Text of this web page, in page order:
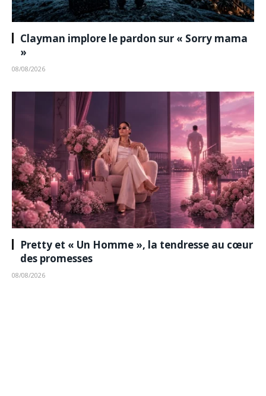
Clayman implore le pardon sur « Sorry mama
»
08/08/2026
Pretty et « Un Homme », la tendresse au cœur
des promesses
08/08/2026